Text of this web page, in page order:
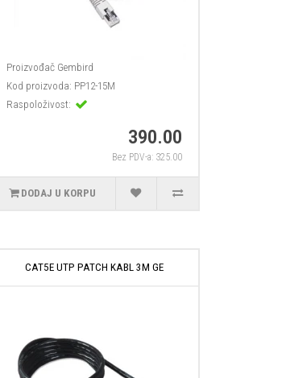
ProizvođačGembird
Kod proizvoda: PP12-15M
Raspoloživost:
390.00
Bez PDV-a: 325.00
DODAJ U KORPU
CAT5E UTP PATCH KABL 3M GE